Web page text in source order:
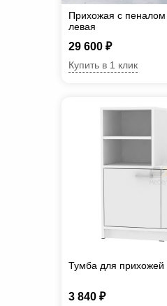
Прихожая с
левая
29 600 ₽
Купить в 1 клик
Тумба для прихожей
3 840 ₽